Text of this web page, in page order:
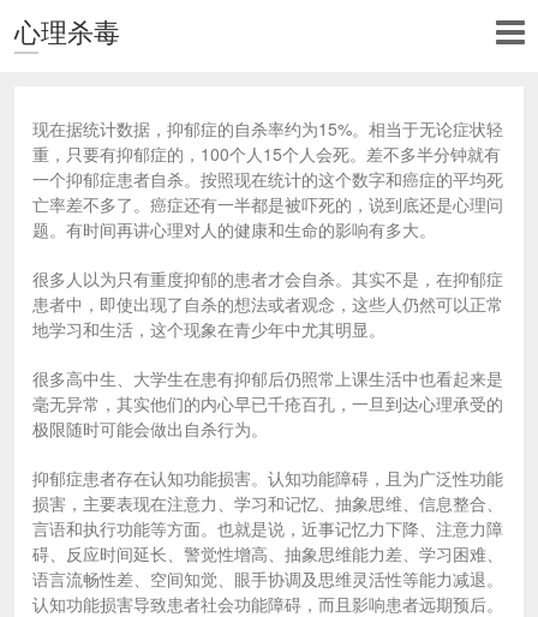
心理杀毒
现在据统计数据，抑郁症的自杀率约为15%。相当于无论症状轻
重，只要有抑郁症的，100个人15个人会死。差不多半分钟就有
一个抑郁症患者自杀。按照现在统计的这个数字和癌症的平均死
亡率差不多了。癌症还有一半都是被吓死的，说到底还是心理问
题。有时间再讲心理对人的健康和生命的影响有多大。
很多人以为只有重度抑郁的患者才会自杀。其实不是，在抑郁症
患者中，即使出现了自杀的想法或者观念，这些人仍然可以正常
地学习和生活，这个现象在青少年中尤其明显。
很多高中生、大学生在患有抑郁后仍照常上课生活中也看起来是
毫无异常，其实他们的内心早已千疮百孔，一旦到达心理承受的
极限随时可能会做出自杀行为。
抑郁症患者存在认知功能损害。认知功能障碍，且为广泛性功能
损害，主要表现在注意力、学习和记忆、抽象思维、信息整合、
言语和执行功能等方面。也就是说，近事记忆力下降、注意力障
碍、反应时间延长、警觉性增高、抽象思维能力差、学习困难、
语言流畅性差、空间知觉、眼手协调及思维灵活性等能力减退。
认知功能损害导致患者社会功能障碍，而且影响患者远期预后。